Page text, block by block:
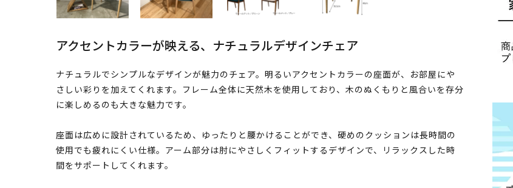
アクセントカラーが映える、ナチュラルデザインチェア
ナチュラルでシンプルなデザインが魅力のチェア。明るいアクセントカラーの座面が、お部屋にや
さしい彩りを加えてくれます。フレーム全体に天然木を使用しており、木のぬくもりと風合いを存分
に楽しめるのも大きな魅力です。
座面は広めに設計されているため、ゆったりと腰かけることができ、硬めのクッションは長時間の
使用でも疲れにくい仕様。アーム部分は肘にやさしくフィットするデザインで、リラックスした時
間をサポートしてくれます。